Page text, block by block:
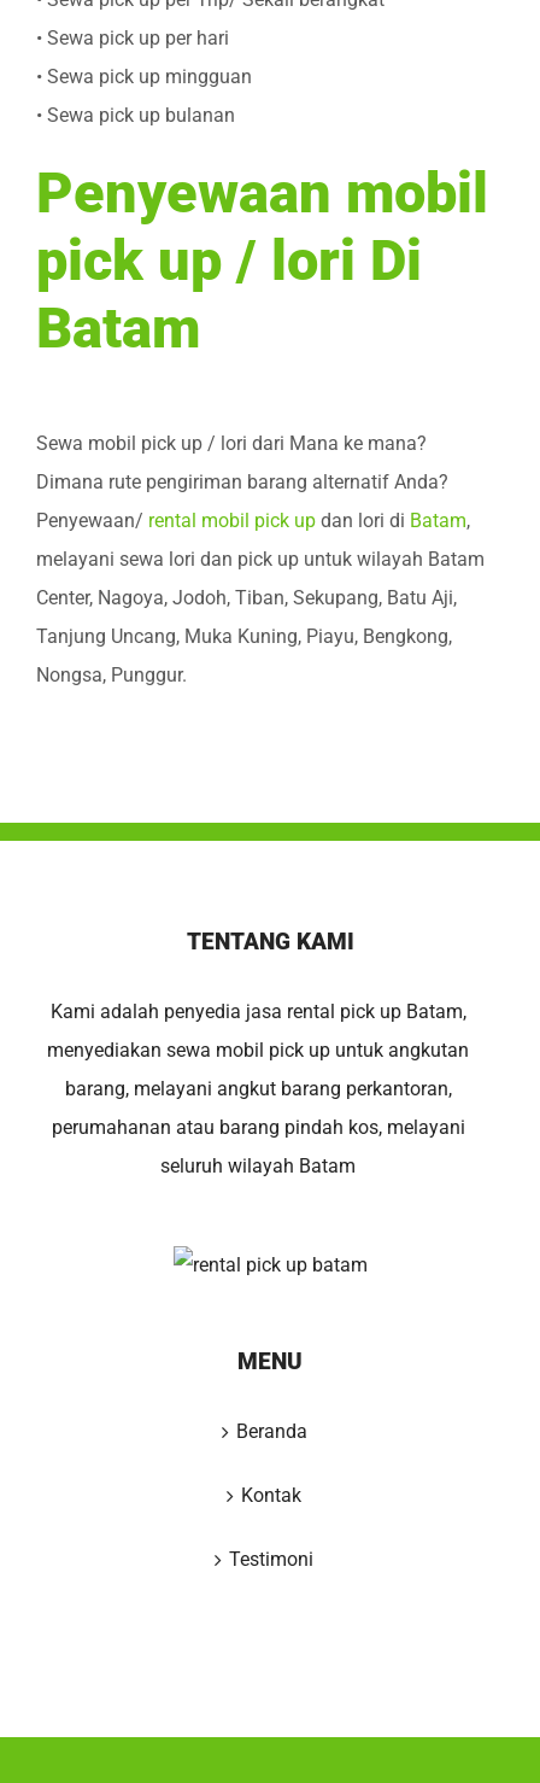
• Sewa pick up per hari
• Sewa pick up mingguan
• Sewa pick up bulanan
Penyewaan mobil
pick up / lori Di
Batam
Sewa mobil pick up / lori dari Mana ke mana?
Dimana rute pengiriman barang alternatif Anda?
Penyewaan/ rental mobil pick up dan lori di Batam,
melayani sewa lori dan pick up untuk wilayah Batam
Center, Nagoya, Jodoh, Tiban, Sekupang, Batu Aji,
Tanjung Uncang, Muka Kuning, Piayu, Bengkong,
Nongsa, Punggur.
TENTANG KAMI
Kami adalah penyedia jasa rental pick up Batam,
menyediakan sewa mobil pick up untuk angkutan
barang, melayani angkut barang perkantoran,
perumahanan atau barang pindah kos, melayani
seluruh wilayah Batam
MENU
Beranda
Kontak
Testimoni